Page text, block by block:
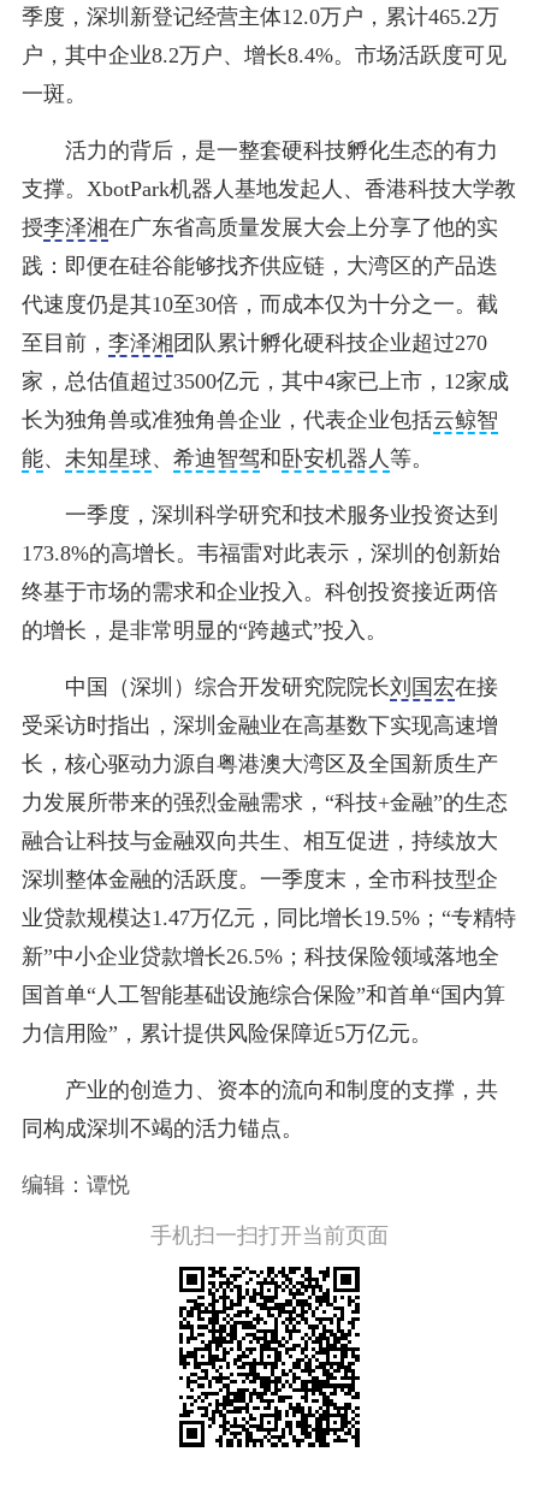
季度，深圳新登记经营主体12.0万户，累计465.2万
户，其中企业8.2万户、增长8.4%。市场活跃度可见
一斑。
活力的背后，是一整套硬科技孵化生态的有力
支撑。XbotPark机器人基地发起人、香港科技大学教
授李泽湘在广东省高质量发展大会上分享了他的实
践：即便在硅谷能够找齐供应链，大湾区的产品迭
代速度仍是其10至30倍，而成本仅为十分之一。截
至目前， 李泽湘 团队累计孵化硬科技企业超过270
家，总估值超过3500亿元，其中4家已上市，12家成
长为独角兽或准独角兽企业，代表企业包括云鲸智
能、 未知星球、 希迪智驾和 卧安机器人等。
一季度，深圳科学研究和技术服务业投资达到
173.8%的高增长。韦福雷对此表示，深圳的创新始
终基于市场的需求和企业投入。科创投资接近两倍
的增长，是非常明显的“跨越式”投入。
中国（深圳）综合开发研究院院长刘国宏在接
受采访时指出，深圳金融业在高基数下实现高速增
长，核心驱动力源自粤港澳大湾区及全国新质生产
力发展所带来的强烈金融需求，“科技+金融”的生态
融合让科技与金融双向共生、相互促进，持续放大
深圳整体金融的活跃度。一季度末，全市科技型企
业贷款规模达1.47万亿元，同比增长19.5%；“专精特
新”中小企业贷款增长26.5%；科技保险领域落地全
国首单“人工智能基础设施综合保险”和首单“国内算
力信用险”，累计提供风险保障近5万亿元。
产业的创造力、资本的流向和制度的支撑，共
同构成深圳不竭的活力锚点。
编辑：谭悦
手机扫一扫打开当前页面